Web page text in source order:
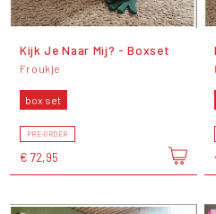
Kijk Je Naar Mij? - Boxset
Froukje
box set
PRE-ORDER
€ 72,95